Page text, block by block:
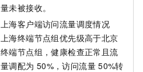
量未被接收。
上海客户端访问流量调度情况
上海终端节点组优先级高于北京
终端节点组，健康检查正常且流
量调配为 50%，访问流量 50%转